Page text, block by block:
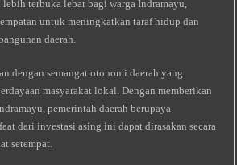
lebih terbuka lebar bagi warga Indramayu,
untuk meningkatkan taraf hidup dan
daerah.
dengan semangat otonomi daerah yang
masyarakat lokal. Dengan memberikan
pemerintah daerah berupaya
dari investasi asing ini dapat dirasakan secara
setempat.